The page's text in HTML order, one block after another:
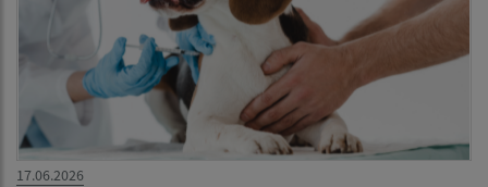
17.06.2026